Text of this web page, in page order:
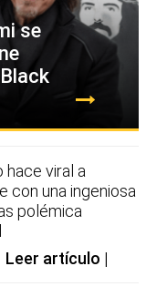
se
hace viral a
con una ingeniosa
polémica
Leer artículo